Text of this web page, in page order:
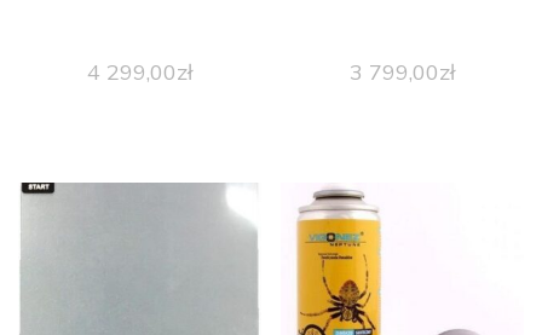
4 299,00zł 3 799,00zł